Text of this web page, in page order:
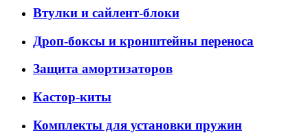
Втулки и сайлент-блоки
Дроп-боксы и кронштейны переноса
Защита амортизаторов
Кастор-киты
Комплекты для установки пружин